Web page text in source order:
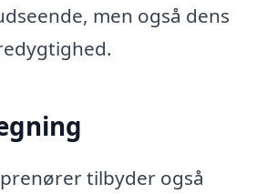
men også dens
tilbyder også